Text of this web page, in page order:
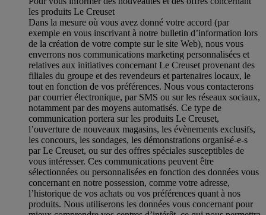
les produits Le Creuset
Dans la mesure où vous avez donné votre accord (par
exemple en vous inscrivant à notre bulletin d’information lors
de la création de votre compte sur le site Web), nous vous
enverrons nos communications marketing personnalisées et
relatives aux initiatives concernant Le Creuset provenant des
filiales du groupe et des revendeurs et partenaires locaux, le
tout en fonction de vos préférences. Nous vous contacterons
par courrier électronique, par SMS ou sur les réseaux sociaux,
notamment par des moyens automatisés. Ce type de
communication portera sur les produits Le Creuset,
l’ouverture de nouveaux magasins, les évènements exclusifs,
les concours, les sondages, les démonstrations organisé-e-s
par Le Creuset, ou sur des offres spéciales susceptibles de
vous intéresser. Ces communications peuvent être
sélectionnées ou personnalisées en fonction des données vous
concernant en notre possession, comme votre adresse,
l’historique de vos achats ou vos préférences quant à nos
produits. Nous utiliserons les données vous concernant pour